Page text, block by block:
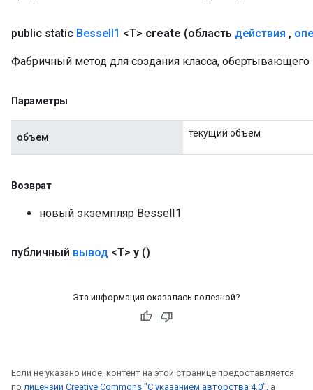
public static BesselI1 <T> create (область действия ,
Фабричный метод для создания класса,
Параметры
объем текущий объем
Возврат
новый экземпляр BesselI1
публичный вывод <T> y ()
Эта информация оказалась полезной?
Если не указано иное, контент на этой странице предоставляется
по лицензии Creative Commons "С указанием авторства 4.0", а